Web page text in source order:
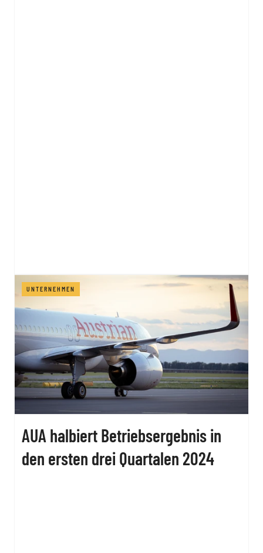
UNTERNEHMEN
AUA halbiert Betriebsergebnis in
den ersten drei Quartalen 2024